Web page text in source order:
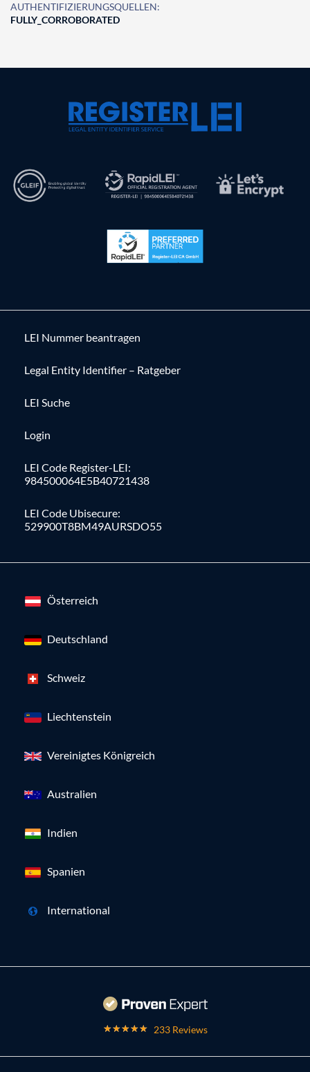
AUTHENTIFIZIERUNGSQUELLEN:
FULLY_CORROBORATED
LEI Nummer beantragen
Legal Entity Identifier – Ratgeber
LEI Suche
Login
LEI Code Register-LEI:
984500064E5B40721438
LEI Code Ubisecure:
529900T8BM49AURSDO55
Österreich
Deutschland
Schweiz
Liechtenstein
Vereinigtes Königreich
Australien
Indien
Spanien
International
233 Reviews